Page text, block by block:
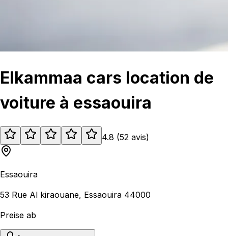
Elkammaa cars location de
voiture à essaouira
4.8 (52 avis)
Essaouira
53 Rue Al kiraouane, Essaouira 44000
Preise ab